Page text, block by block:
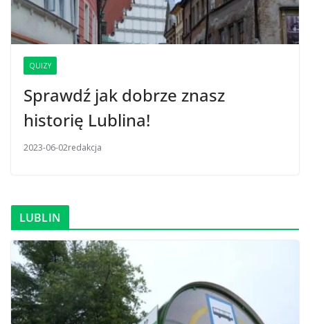
QUIZY
Sprawdź jak dobrze znasz
historię Lublina!
2023-06-02redakcja
LUBLIN